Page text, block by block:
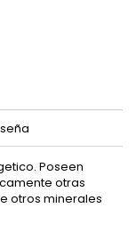
Poseen
otras
otros minerales